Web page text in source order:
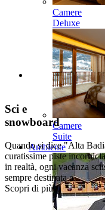
Camere
Deluxe
Camere
Suite
Ambiente
Sci e
snowboard
Quando si dice "Alta
curatissime piste
in realtà, ogni vacanza
sempre destinata a...
Scopri di più...